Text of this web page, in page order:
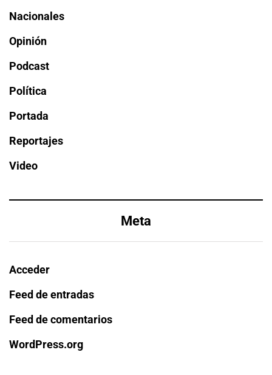
Nacionales
Opinión
Podcast
Política
Portada
Reportajes
Video
Meta
Acceder
Feed de entradas
Feed de comentarios
WordPress.org